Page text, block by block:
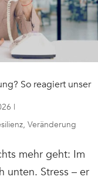
So reagiert unser
|
, Veränderung
mehr geht: Im
unten. Stress – er